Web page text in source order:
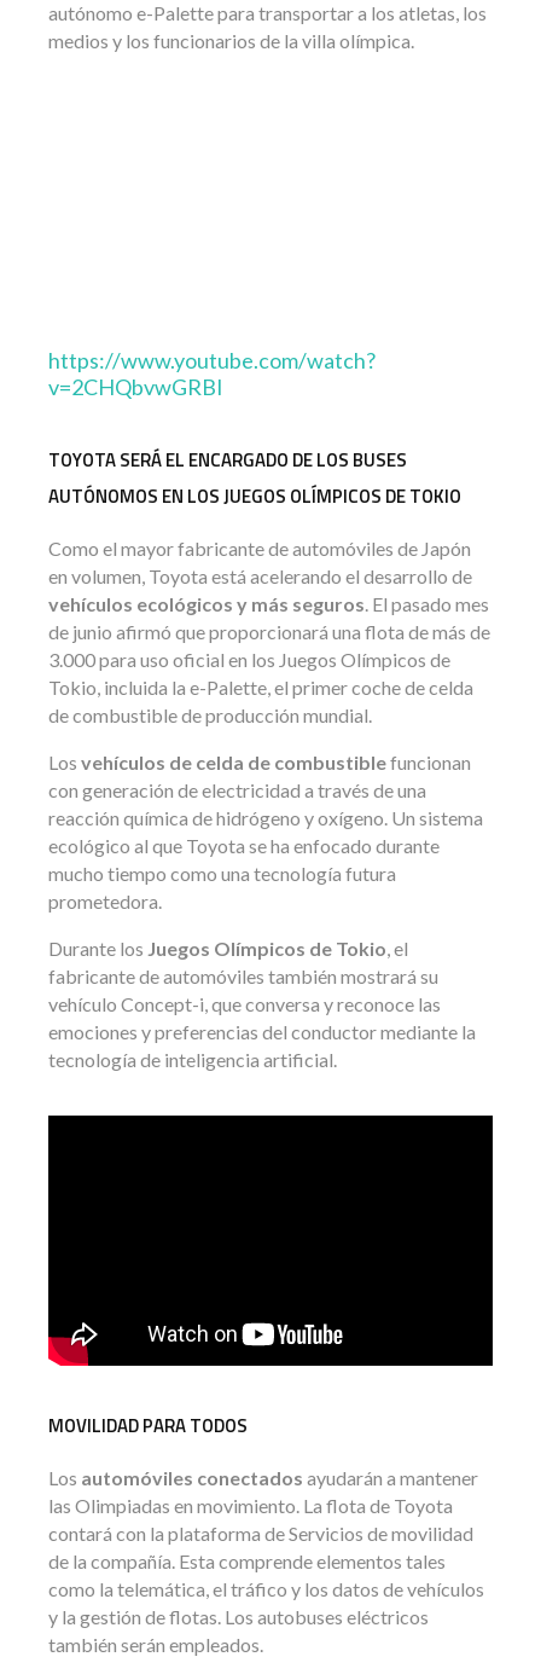
autónomo e-Palette para transportar a los atletas, los
medios y los funcionarios de la villa olímpica.
https://www.youtube.com/watch?
v=2CHQbvwGRBI
TOYOTA SERÁ EL ENCARGADO DE LOS BUSES
AUTÓNOMOS EN LOS JUEGOS OLÍMPICOS DE TOKIO
Como el mayor fabricante de automóviles de Japón
en volumen, Toyota está acelerando el desarrollo de
vehículos ecológicos y más seguros. El pasado mes
de junio afirmó que proporcionará una flota de más de
3.000 para uso oficial en los Juegos Olímpicos de
Tokio, incluida la e-Palette, el primer coche de celda
de combustible de producción mundial.
Los vehículos de celda de combustiblefuncionan
con generación de electricidad a través de una
reacción química de hidrógeno y oxígeno. Un sistema
ecológico al que Toyota se ha enfocado durante
mucho tiempo como una tecnología futura
prometedora.
Durante los Juegos Olímpicos de Tokio, el
fabricante de automóviles también mostrará su
vehículo Concept-i, que conversa y reconoce las
emociones y preferencias del conductor mediante la
tecnología de inteligencia artificial.
MOVILIDAD PARA TODOS
Los automóviles conectados ayudarán a mantener
las Olimpiadas en movimiento. La flota de Toyota
contará con la plataforma de Servicios de movilidad
de la compañía. Esta comprende elementos tales
como la telemática, el tráfico y los datos de vehículos
y la gestión de flotas. Los autobuses eléctricos
también serán empleados.